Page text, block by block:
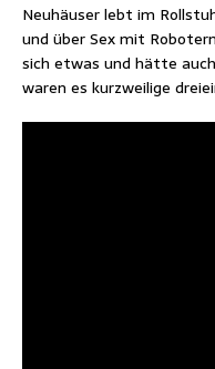
Neuhäuser lebt im
und über Sex mit
sich etwas und hätte
waren es kurzweilige